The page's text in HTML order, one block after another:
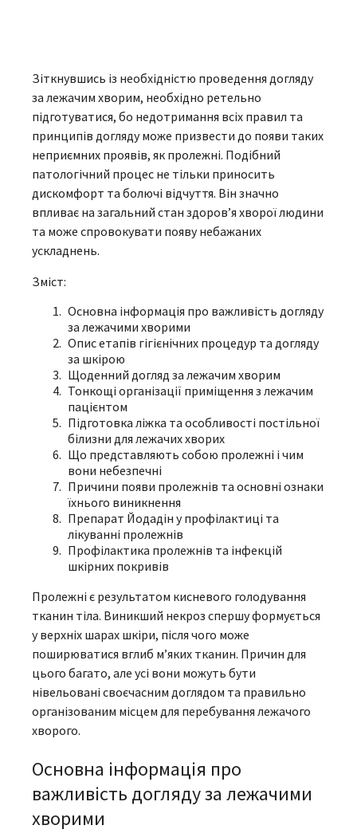
Зіткнувшись із необхідністю проведення догляду
за лежачим хворим, необхідно ретельно
підготуватися, бо недотримання всіх правил та
принципів догляду може призвести до появи таких
неприємних проявів, як пролежні. Подібний
патологічний процес не тільки приносить
дискомфорт та болючі відчуття. Він значно
впливає на загальний стан здоров’я хворої людини
та може спровокувати появу небажаних
ускладнень.
Зміст:
Основна інформація про важливість догляду
за лежачими хворими
Опис етапів гігієнічних процедур та догляду
за шкірою
Щоденний догляд за лежачим хворим
Тонкощі організації приміщення з лежачим
пацієнтом
Підготовка ліжка та особливості постільної
білизни для лежачих хворих
Що представляють собою пролежні і чим
вони небезпечні
Причини появи пролежнів та основні ознаки
їхнього виникнення
Препарат Йодадін у профілактиці та
лікуванні пролежнів
Профілактика пролежнів та інфекцій
шкірних покривів
Пролежні є результатом кисневого голодування
тканин тіла. Виникший некроз спершу формується
у верхніх шарах шкіри, після чого може
поширюватися вглиб м’яких тканин. Причин для
цього багато, але усі вони можуть бути
нівельовані своєчасним доглядом та правильно
організованим місцем для перебування лежачого
хворого.
Основна інформація про
важливість догляду за лежачими
хворими